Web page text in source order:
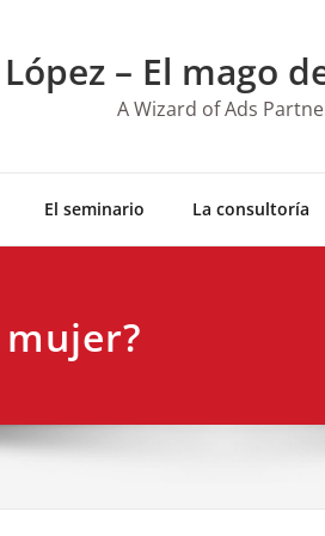
– El mago
A Wizard of Ads
El seminario La consultoría